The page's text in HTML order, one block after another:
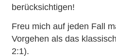
berücksichtigen!
Freu mich auf jeden Fall
Vorgehen als das
2:1).